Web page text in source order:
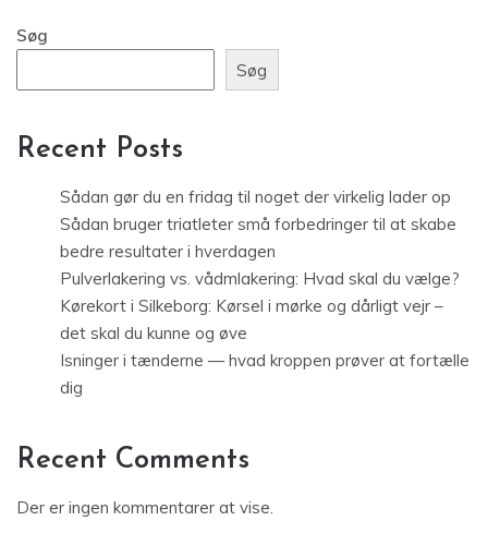
Søg
Søg
Recent Posts
Sådan gør du en fridag til noget der virkelig lader op
Sådan bruger triatleter små forbedringer til at skabe
bedre resultater i hverdagen
Pulverlakering vs. vådmlakering: Hvad skal du vælge?
Kørekort i Silkeborg: Kørsel i mørke og dårligt vejr –
det skal du kunne og øve
Isninger i tænderne — hvad kroppen prøver at fortælle
dig
Recent Comments
Der er ingen kommentarer at vise.